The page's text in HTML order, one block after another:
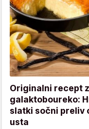
Originalni recept
galaktoboureko:
slatki sočni preliv
usta